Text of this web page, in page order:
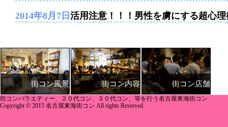
2014年8月7日 活用注意！！！男性を虜にする超心理
街コン風景 街コン内容 街コン店舗
街コンバラエティー、２０代コン、３０代コン、等を行う名古屋東海街コン
Copyright © 2015 名古屋東海街コン All rights Reserved.